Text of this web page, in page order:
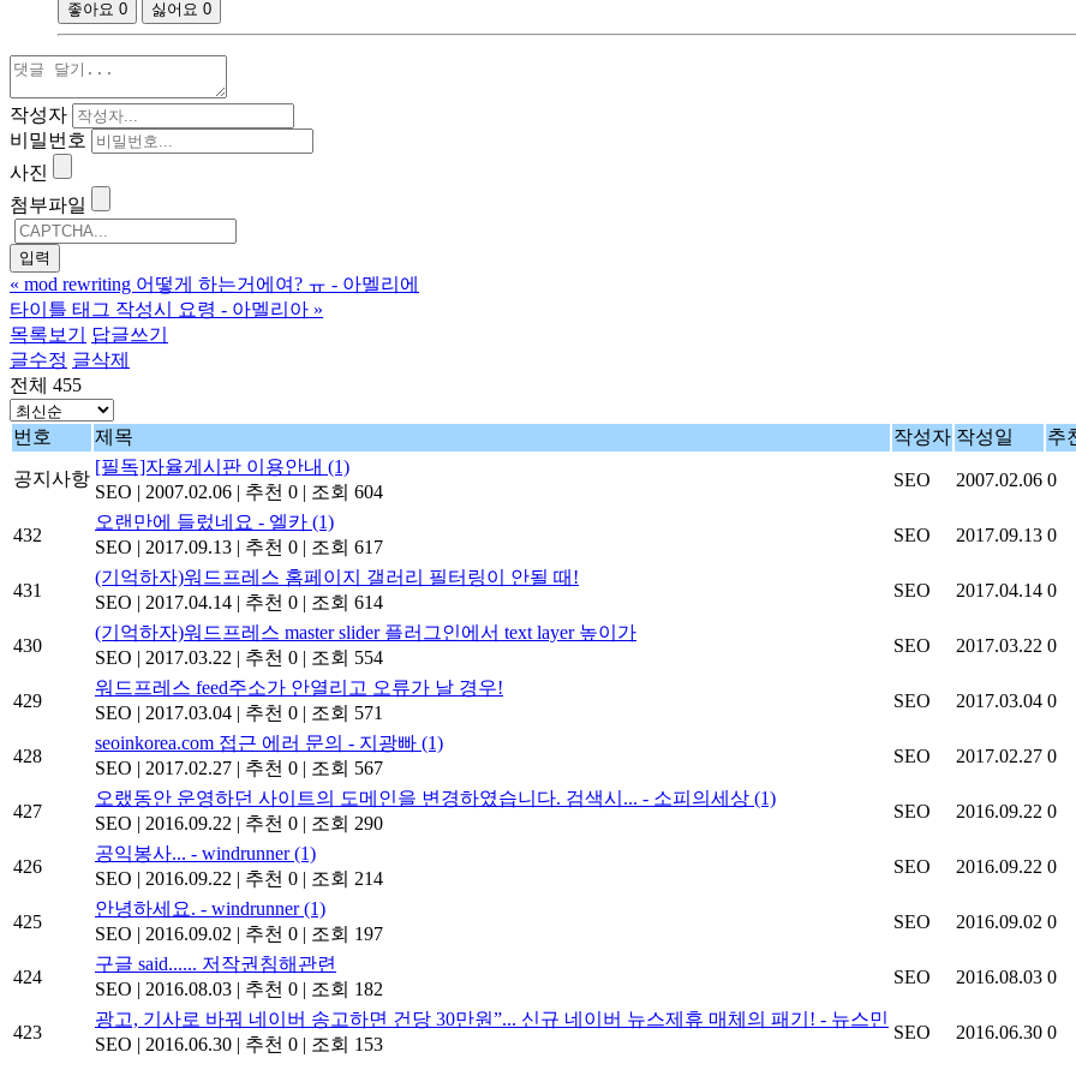
좋아요 0 싫어요 0
작성자
비밀번호
사진
첨부파일
« mod rewriting 어떻게 하는거에여? ㅠ - 아멜리에
타이틀 태그 작성시 요령 - 아멜리아 »
목록보기
답글쓰기
글수정 글삭제
전체 455
번호 제목 작성자 작성일 추
공지사항
[필독]자율게시판 이용안내 (1)
SEO | 2007.02.06 | 추천 0 | 조회 604
SEO 2007.02.06 0
432
오랜만에 들렀네요 - 엘카 (1)
SEO | 2017.09.13 | 추천 0 | 조회 617
SEO 2017.09.13 0
431
(기억하자)워드프레스 홈페이지 갤러리 필터링이 안될 때!
SEO | 2017.04.14 | 추천 0 | 조회 614
SEO 2017.04.14 0
430
(기억하자)워드프레스 master slider 플러그인에서 text layer 높이가
SEO | 2017.03.22 | 추천 0 | 조회 554
SEO 2017.03.22 0
429
워드프레스 feed주소가 안열리고 오류가 날 경우!
SEO | 2017.03.04 | 추천 0 | 조회 571
SEO 2017.03.04 0
428
seoinkorea.com 접근 에러 문의 - 지광빠 (1)
SEO | 2017.02.27 | 추천 0 | 조회 567
SEO 2017.02.27 0
427
오랬동안 운영하던 사이트의 도메인을 변경하였습니다. 검색시... - 소피의세상 (1)
SEO | 2016.09.22 | 추천 0 | 조회 290
SEO 2016.09.22 0
426
공익봉사... - windrunner(1)
SEO | 2016.09.22 | 추천 0 | 조회 214
SEO 2016.09.22 0
425
안녕하세요. - windrunner(1)
SEO | 2016.09.02 | 추천 0 | 조회 197
SEO 2016.09.02 0
424
구글 said...... 저작권침해관련
SEO | 2016.08.03 | 추천 0 | 조회 182
SEO 2016.08.03 0
423
광고, 기사로 바꿔 네이버 송고하면 건당 30만원”... 신규 네이버 뉴스제휴 매체의 패기! - 뉴스민
SEO | 2016.06.30 | 추천 0 | 조회 153
SEO 2016.06.30 0